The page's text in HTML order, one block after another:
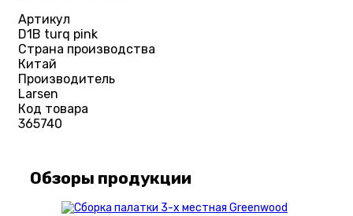
Артикул
D1B turq pink
Страна производства
Китай
Производитель
Larsen
Код товара
365740
Обзоры продукции